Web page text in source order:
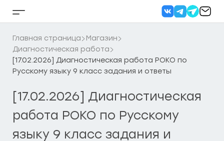
Кнопка
бокового
меню
Главная страница
Магазин
Диагностическая работа
[17.02.2026] Диагностическая работа РОКО по
Русскому языку 9 класс задания и ответы
[17.02.2026] Диагностическая
работа РОКО по Русскому
языку 9 класс задания и